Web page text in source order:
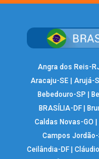
Angra dos Reis-
Aracaju-SE | Arujá-
Bebedouro-SP |
BRASÍLIA-DF|
Caldas Novas-GO |
Campos Jordão-
Ceilândia-DF|